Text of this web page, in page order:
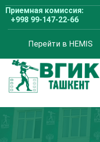
Перейти
содержимому
Приемная комиссия:
+998 99-147-22-66
Перейти в HEMIS